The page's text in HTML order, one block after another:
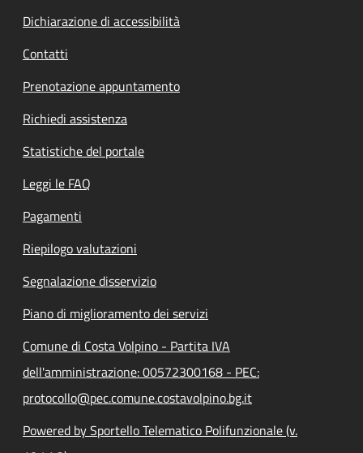
Dichiarazione di accessibilità
Contatti
Prenotazione appuntamento
Richiedi assistenza
Statistiche del portale
Leggi le FAQ
Pagamenti
Riepilogo valutazioni
Segnalazione disservizio
Piano di miglioramento dei servizi
Comune di Costa Volpino - Partita IVA
dell'amministrazione: 00572300168 - PEC:
protocollo@pec.comune.costavolpino.bg.it
Powered by Sportello Telematico Polifunzionale (v.